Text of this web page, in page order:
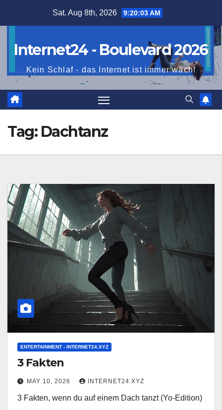
Sat. Aug 8th, 2026 9:20:04 AM
Internet24 - Boulevard 2026
Kein Schlaf - das Internet ist immer wach!
Tag: Dachtanz
ENTERTAINMENT - INTERNET24.XYZ
3 Fakten
MAY 10, 2026 INTERNET24.XYZ
3 Fakten, wenn du auf einem Dach tanzt (Yo-Edition)